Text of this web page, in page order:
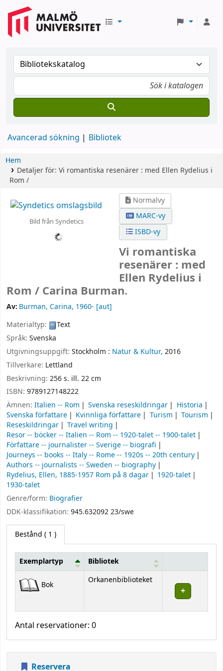
Avancerad sökning Bibliotek
Hem
Detaljer för: Vi romantiska resenärer : med Ellen Rydelius i
Rom /
Bild från Syndetics
Normalvy
MARC-vy
ISBD-vy
Vi romantiska
resenärer : med
Ellen Rydelius i
Rom / Carina Burman.
Av: Burman, Carina, 1960- [aut]
Materialtyp:
Text
Språk: Svenska
Utgivningsuppgift: Stockholm : Natur & Kultur, 2016
Tillverkare: Lettland
Beskrivning: 256 s. ill. 22 cm
ISBN: 9789127148222
Ämnen: Italien -- Rom Svenska reseskildringar
Historia
Svenska författare
Kvinnliga författare Turism
Tourism
Reseskildringar
Travel writing
Resor -- böcker -- Italien -- Rom -- 1920-talet -- 1900-talet
Författare -- journalister -- Sverige -- biografi
Journeys -- books -- Italy -- Rome -- 1920s -- 20th century
Authors -- journalists -- Sweden -- biography
Rydelius, Ellen, 1885-1957 Rom på 8 dagar
1920-talet
1930-talet
Genre/form: Biografier
DDK-klassifikation: 945.632092 23/swe
Bestånd ( 1 )
Exemplartyp Bibliotek
Bok Orkanenbiblioteket
Antal reservationer: 0
Reservera